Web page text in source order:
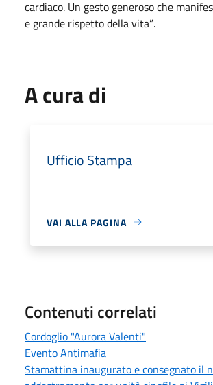
cardiaco. Un gesto generoso che
e grande rispetto della vita”.
A cura di
Ufficio Stampa
VAI ALLA PAGINA
Contenuti correlati
Cordoglio "Aurora Valenti"
Evento Antimafia
Stamattina inaugurato e consegnato il